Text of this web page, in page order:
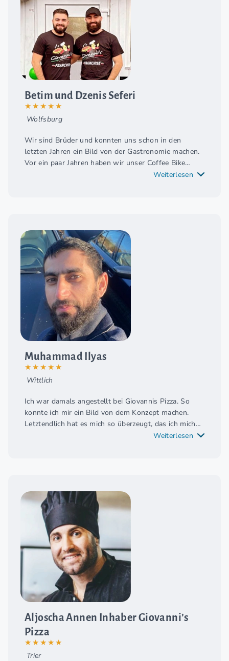
Betim und Dzenis Seferi
★★★★★
Wolfsburg
Wir sind Brüder und konnten uns schon in den
letzten Jahren ein Bild von der Gastronomie machen.
Vor ein paar Jahren haben wir unser Coffee Bike
gegründet was schon sehr gut läuft. Nun wollten wir
Standpunkt sind wir der Meinung alles richtig
gemacht zu haben. Er war immer für uns da und
konnte uns mit allem helfen. Zur Eröffnung der Filiale
blieb Herr Annen sogar ganze 5 Tage bei uns und hat
uns tatkräftig bei der Produktion der Pizzen
unterstützt. So stellen wir uns Teamwork vor.
Weiterlesen
Muhammad Ilyas
★★★★★
Wittlich
Ich war damals angestellt bei Giovannis Pizza. So
konnte ich mir ein Bild von dem Konzept machen.
Letztendlich hat es mich so überzeugt, das ich mich
mit Giovannis Pizza Franchise selbständig gemacht
Weiterlesen
Aljoscha Annen Inhaber Giovanni’s
Pizza
★★★★★
Trier